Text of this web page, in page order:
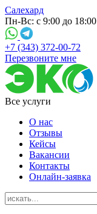
Салехард
Пн-Вс: с 9:00 до 18:00
+7 (343) 372-00-72
Перезвоните мне
Все услуги
О нас
Отзывы
Кейсы
Вакансии
Контакты
Онлайн-заявка